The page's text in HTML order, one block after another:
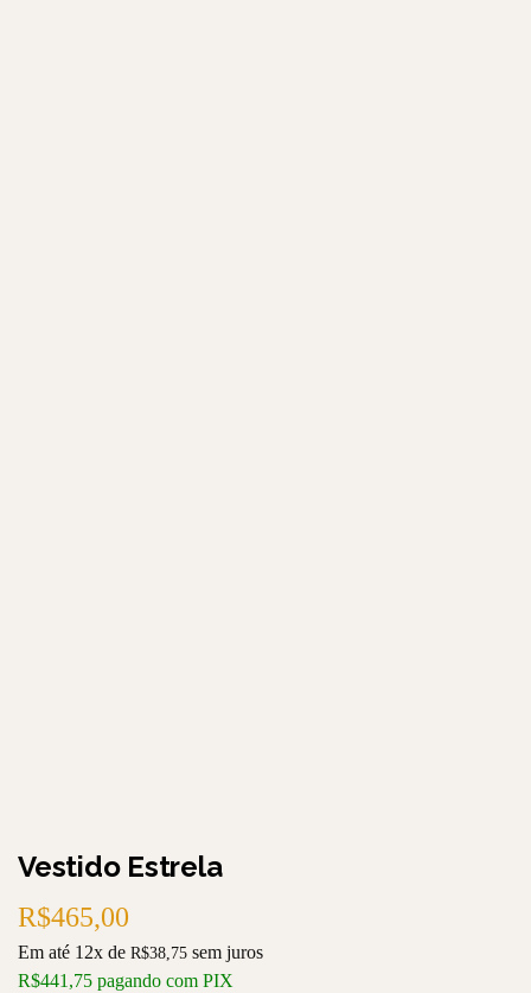
Vestido Estrela
R$465,00
Em até 12x de R$38,75 sem juros
R$441,75 pagando com PIX